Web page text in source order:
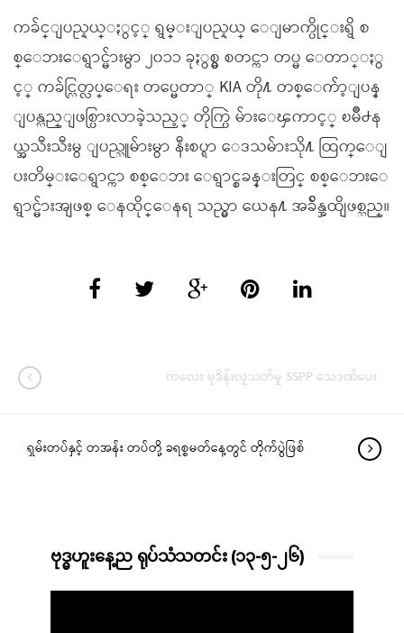
ကခ်င္ျပည္နယ္ႏွင့္ ရွမ္းျပည္နယ္ ေျမာက္ပိုင္းရွိ စ
စ္ေဘးေရွာင္မ်ားမွာ ၂၀၁၁ ခုႏွစ္မွ စတင္ကာ တပ္မ ေတာ္ႏွ
င့္ ကခ်င္လြတ္လပ္ေရး တပ္မေတာ္ KIA တို႔ တစ္ေက်ာ့ျပန္
ျပန္လည္ျဖစ္ပြားလာခဲ့သည့္ တိုက္ပြဲ မ်ားေၾကာင့္ ၿမိဳ႕န
ယ္အသီးသီးမွ ျပည္သူမ်ားမွာ နီးစပ္ရာ ေဒသမ်ားသို႔ ထြက္ေျ
ပးတိမ္းေရွာင္ကာ စစ္ေဘး ေရွာင္စခန္းတြင္ စစ္ေဘးေ
ရွာင္မ်ားအျဖစ္ ေနထိုင္ေနရ သည္မွာ ယေန႔ အခ်ိန္အထိျဖစ္သည္။
ကလေး မုဒိန်းလူသတ်မှု SSPP သေဒဏ်ပေး
ရှမ်းတပ်နှင့် တအန်း တပ်တို့ ခရစ္စမတ်နေ့တွင် တိုက်ပွဲဖြစ်
ဗုဒ္ဓဟူးနေ့ည ရုပ်သံသတင်း (၁၃-၅-၂၆)